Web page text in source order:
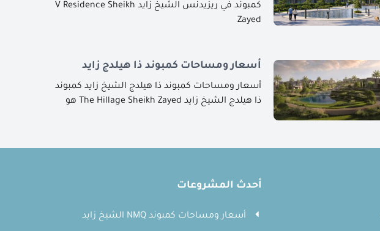
كمبوند في ريزيدنس الشيخ زايد V Residence Sheikh
Zayed
أسعار ومساحات كمبوند ذا هيلدج زايد
أسعار ومساحات كمبوند ذا هيلدج الشيخ زايد كمبوند
ذا هيلدج الشيخ زايد The Hillage Sheikh Zayed هو
أحدث المشروعات
أسعار ومساحات كمبوند NMQ الشيخ زايد